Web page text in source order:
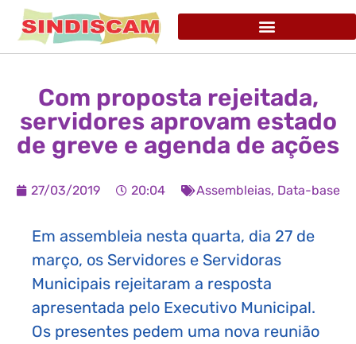
Com proposta rejeitada,
servidores aprovam estado
de greve e agenda de ações
27/03/2019 20:04 Assembleias, Data-base
Em assembleia nesta quarta, dia 27 de
março, os Servidores e Servidoras
Municipais rejeitaram a resposta
apresentada pelo Executivo Municipal.
Os presentes pedem uma nova reunião